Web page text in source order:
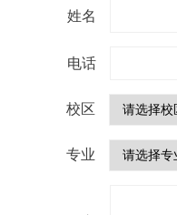
姓名
电话
校区
专业